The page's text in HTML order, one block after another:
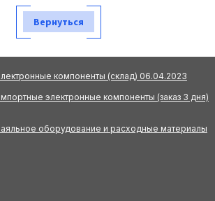
Вернуться
компоненты (склад) 06.04.2023
электронные компоненты (заказ 3 дня)
оборудование и расходные материалы